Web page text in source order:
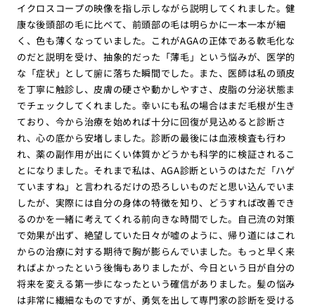
イクロスコープの映像を指し示しながら説明してくれました。健
康な後頭部の毛に比べて、前頭部の毛は明らかに一本一本が細
く、色も薄くなっていました。これがAGAの正体である軟毛化な
のだと説明を受け、抽象的だった「薄毛」という悩みが、医学的
な「症状」として腑に落ちた瞬間でした。また、医師は私の頭皮
を丁寧に触診し、皮膚の硬さや動かしやすさ、皮脂の分泌状態ま
でチェックしてくれました。幸いにも私の場合はまだ毛根が生き
ており、今から治療を始めれば十分に回復が見込めると診断さ
れ、心の底から安堵しました。診断の最後には血液検査も行わ
れ、薬の副作用が出にくい体質かどうかも科学的に検証されるこ
とになりました。それまで私は、AGA診断というのはただ「ハゲ
ていますね」と言われるだけの恐ろしいものだと思い込んでいま
したが、実際には自分の身体の特徴を知り、どうすれば改善でき
るのかを一緒に考えてくれる前向きな時間でした。自己流の対策
で効果が出ず、絶望していた日々が嘘のように、帰り道にはこれ
からの治療に対する期待で胸が膨らんでいました。もっと早く来
ればよかったという後悔もありましたが、今日という日が自分の
将来を変える第一歩になったという確信がありました。髪の悩み
は非常に繊細なものですが、勇気を出して専門家の診断を受ける